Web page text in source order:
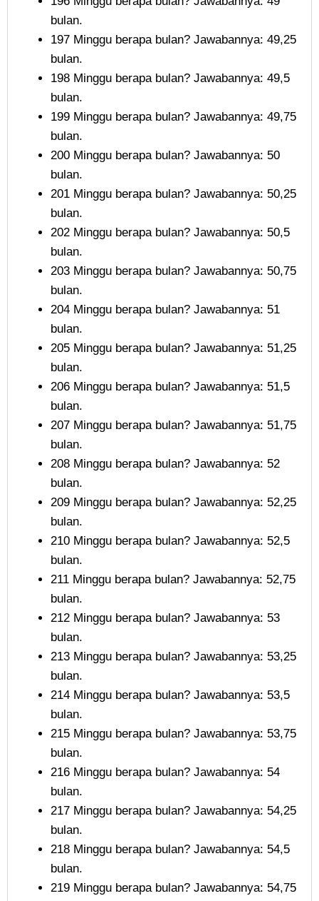
bulan.
197 Minggu berapa bulan? Jawabannya: 49,25
bulan.
198 Minggu berapa bulan? Jawabannya: 49,5
bulan.
199 Minggu berapa bulan? Jawabannya: 49,75
bulan.
200 Minggu berapa bulan? Jawabannya: 50
bulan.
201 Minggu berapa bulan? Jawabannya: 50,25
bulan.
202 Minggu berapa bulan? Jawabannya: 50,5
bulan.
203 Minggu berapa bulan? Jawabannya: 50,75
bulan.
204 Minggu berapa bulan? Jawabannya: 51
bulan.
205 Minggu berapa bulan? Jawabannya: 51,25
bulan.
206 Minggu berapa bulan? Jawabannya: 51,5
bulan.
207 Minggu berapa bulan? Jawabannya: 51,75
bulan.
208 Minggu berapa bulan? Jawabannya: 52
bulan.
209 Minggu berapa bulan? Jawabannya: 52,25
bulan.
210 Minggu berapa bulan? Jawabannya: 52,5
bulan.
211 Minggu berapa bulan? Jawabannya: 52,75
bulan.
212 Minggu berapa bulan? Jawabannya: 53
bulan.
213 Minggu berapa bulan? Jawabannya: 53,25
bulan.
214 Minggu berapa bulan? Jawabannya: 53,5
bulan.
215 Minggu berapa bulan? Jawabannya: 53,75
bulan.
216 Minggu berapa bulan? Jawabannya: 54
bulan.
217 Minggu berapa bulan? Jawabannya: 54,25
bulan.
218 Minggu berapa bulan? Jawabannya: 54,5
bulan.
219 Minggu berapa bulan? Jawabannya: 54,75